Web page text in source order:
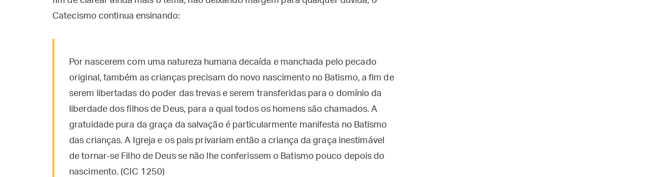
Catecismo continua ensinando:
Por nascerem com uma natureza humana decaída e manchada pelo pecado
original, também as crianças precisam do novo nascimento no Batismo, a fim de
serem libertadas do poder das trevas e serem transferidas para o domínio da
liberdade dos filhos de Deus, para a qual todos os homens são chamados. A
gratuidade pura da graça da salvação é particularmente manifesta no Batismo
das crianças. A Igreja e os pais privariam então a criança da graça inestimável
de tornar-se Filho de Deus se não lhe conferissem o Batismo pouco depois do
nascimento. (CIC 1250)